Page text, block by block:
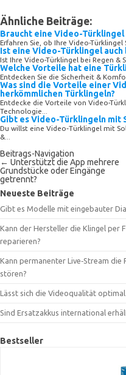
Ähnliche Beiträge:
Braucht eine Video-
Erfahren Sie, ob Ihre Video-
Ist eine Video-Türklingel
Ist Ihre Video-Türklingel bei Regen &
Welche Vorteile hat eine
Entdecken Sie die Sicherheit &
Was sind die Vorteile einer
herkömmlichen Türklingeln?
Entdecke die Vorteile von Video-
Technologie...
Gibt es Video-Türklingeln mit
Du willst eine Video‑Türklingel mit
&...
Beitrags-Navigation
← Unterstützt die App mehrere
Grundstücke oder Eingänge
getrennt?
Neueste Beiträge
Gibt es Modelle mit eingebauter
Kann der Hersteller die Klingel per
reparieren?
Kann permanenter Live‑Stream
stören?
Lässt sich die Videoqualität
Sind Ersatzakkus international
Bestseller